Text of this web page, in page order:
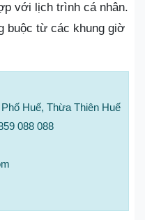
với lịch trình cá nhân.
buộc từ các khung giờ
Huế, Thừa Thiên Huế
088 088